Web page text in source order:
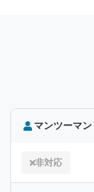
マンツーマン
非対応